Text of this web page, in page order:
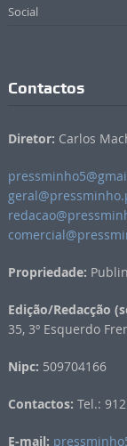
Social
Contactos
Diretor: Carlos
Propriedade:
Edição/Redacção
35, 3º Esquerdo
Nipc: 509704166
Contactos: Tel.:
E-mail: